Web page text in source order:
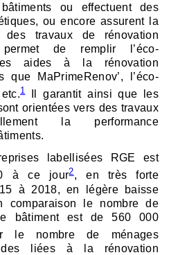
ou effectuent des
ou encore assurent la
des travaux de rénovation
de remplir l’éco-
aides à la rénovation
que MaPrimeRenov’, l’éco-
1Il garantit ainsi que les
orientées vers des travaux
la performance
labellisées
RGE est
à ce jour2, en très forte
à 2018, en légère baisse
comparaison le nombre de
bâtiment est de 560 000
le nombre de ménages
liées à la rénovation